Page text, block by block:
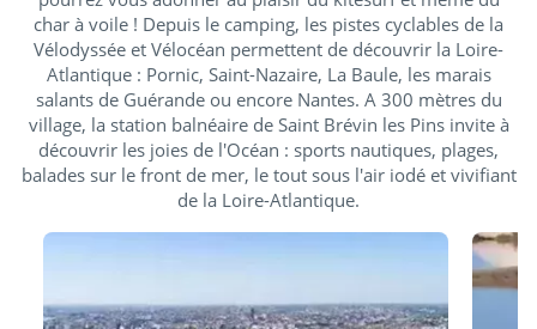
char à voile ! Depuis le camping, les pistes cyclables de la
Vélodyssée et Vélocéan permettent de découvrir la Loire-
Atlantique : Pornic, Saint-Nazaire, La Baule, les marais
salants de Guérande ou encore Nantes. A 300 mètres du
village, la station balnéaire de Saint Brévin les Pins invite à
découvrir les joies de l'Océan : sports nautiques, plages,
balades sur le front de mer, le tout sous l'air iodé et vivifiant
de la Loire-Atlantique.